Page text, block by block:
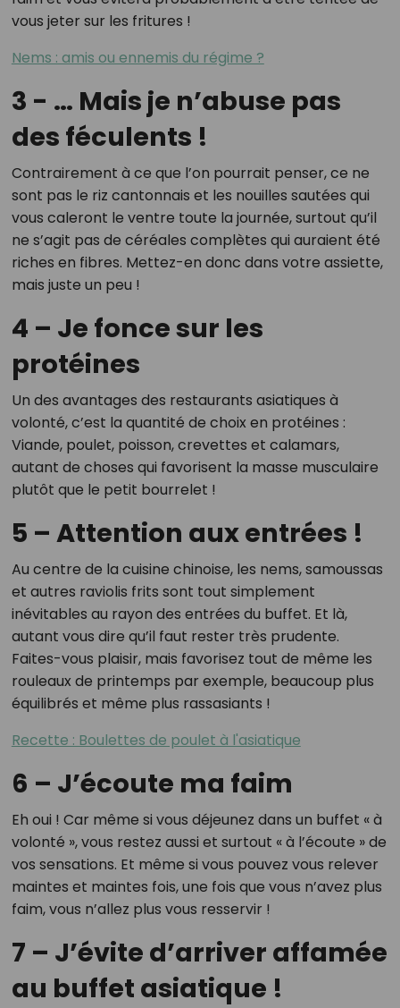
vous jeter sur les fritures !
Nems : amis ou ennemis du régime ?
3 - … Mais je n’abuse pas
des féculents !
Contrairement à ce que l’on pourrait penser, ce ne
sont pas le riz cantonnais et les nouilles sautées qui
vous caleront le ventre toute la journée, surtout qu’il
ne s’agit pas de céréales complètes qui auraient été
riches en fibres. Mettez-en donc dans votre assiette,
mais juste un peu !
4 – Je fonce sur les
protéines
Un des avantages des restaurants asiatiques à
volonté, c’est la quantité de choix en protéines :
Viande, poulet, poisson, crevettes et calamars,
autant de choses qui favorisent la masse musculaire
plutôt que le petit bourrelet !
5 – Attention aux entrées !
Au centre de la cuisine chinoise, les nems, samoussas
et autres raviolis frits sont tout simplement
inévitables au rayon des entrées du buffet. Et là,
autant vous dire qu’il faut rester très prudente.
Faites-vous plaisir, mais favorisez tout de même les
rouleaux de printemps par exemple, beaucoup plus
équilibrés et même plus rassasiants !
Recette : Boulettes de poulet à l'asiatique
6 – J’écoute ma faim
Eh oui ! Car même si vous déjeunez dans un buffet « à
volonté », vous restez aussi et surtout « à l’écoute » de
vos sensations. Et même si vous pouvez vous relever
maintes et maintes fois, une fois que vous n’avez plus
faim, vous n’allez plus vous resservir !
7 – J’évite d’arriver affamée
au buffet asiatique !